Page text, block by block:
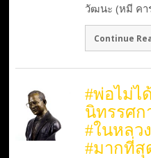
วัฒนะ (หมี คา
Continue
#พ่อไม่ไ
นิทรรศก
#ในหลว
#มากที่สุ